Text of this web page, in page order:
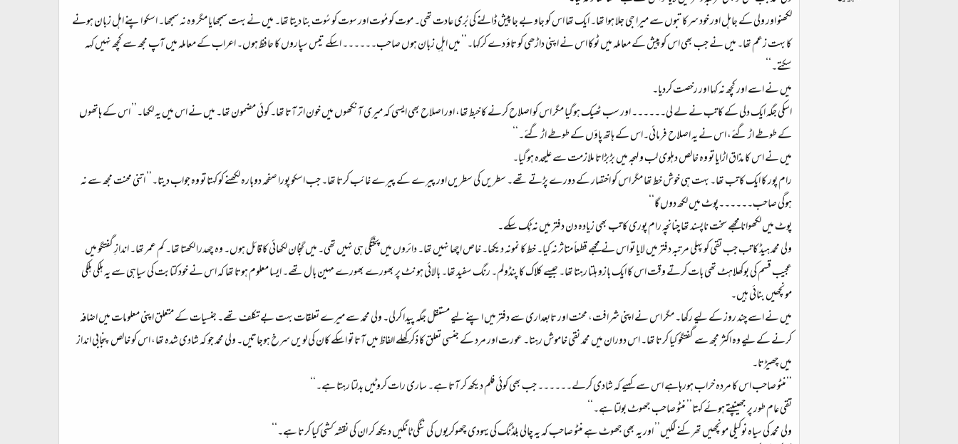
لکھنو اور ولی کے جاہل اور خود سرکاتبوں سے میرا جی جلا ہوا تھا۔ ایک تھا اس کو جاو بے جا پیش ڈالنے کی بُری عادت تھی۔ موت کو مُوت اور سوت کو سُوت بنا دیتا تھا۔ میں نے بہت سمجھایا مگر وہ نہ سمجھا۔ اسکو اپنے اہل زبان ہونے
کا بہت زعم تھا۔ میں نے جب بھی اس کو پیش کے معاملہ میں ٹوکا اس نے اپنی داڑھی کو تاؤ دے کرکہا۔’’ میں اہلِ زبان ہوں صاحب۔۔۔۔۔۔ اسکے تیس سپاروں کا حافظ ہوں۔ اعراب کے معاملہ میں آپ مجھ سے کچھ نہیں کہہ
سکتے۔‘‘
میں نے اسے اور کچھ نہ کہا اور رخصت کردیا۔
اسکی جگہ ایک دلی کے کاتب نے لے لی۔۔۔۔۔۔ اور سب ٹھیک ہوگیا مگر اس کو اصلاح کرنے کا خبط تھا، اور اصلاح بھی ایسی کہ میری آنکھوں میں خون اتر آتا تھا۔ کوئی مضمون تھا۔ میں نے اس میں یہ لکھا۔’’ اس کے ہاتھوں
کے طوطے اڑ گئے، اس نے یہ اصلاح فرمائی۔اس کے ہاتھ پاؤں کے طوطے اڑ گئے۔‘‘
میں نے اس کا مذاق اڑایا تو وہ خالص دہلوی لب و لہجہ میں بڑبڑاتا ملازمت سے علیحدہ ہوگیا۔
رام پور کا ایک کاتب تھا۔ بہت ہی خوش خط تھا مگر اس کو اختصار کے دورے پڑتے تھے۔ سطریں کی سطریں اور پیرے کے پیرے غائب کرتا تھا۔ جب اسکو پورا صفحہ دوبارہ لکھنے کو کہتا تو وہ جواب دیتا۔’’ اتنی محنت مجھ سے نہ
ہوگی صاحب۔۔۔۔۔۔پوٹ میں لکھ دوں گا‘‘
پوٹ میں لکھوانا مجھے سخت ناپسند تھا چنانچہ رام پوری کاتب بھی زیادہ دن دفتر میں نہ ٹِک سکے۔
ولی محمد ہیڈ کاتب جب تقی کو پہلی مرتبہ دفتر میں لایا تو اس نے مجھے قطعاً متاثر نہ کیا۔ خط کا نمونہ دیکھا۔ خاص اچھا نہیں تھا۔ دائروں میں پختگی ہی نہیں تھی۔ میں گنجان لکھائی کا قائل ہوں۔ وہ چھدرا لکھتا تھا۔ کم عمر تھا۔ اندازِ گفتگو میں
عجیب قسم کی بوکھلاہٹ تھی بات کرتے وقت اس کا ایک بازو ہلتا رہتا تھا۔ جیسے کلاک کا پنڈولم۔ رنگ سفید تھا۔ بالائی ہونٹ پر بھورے بھورے مہین بال تھے۔ ایسا معلوم ہوتا تھا کہ اس نے خود کتابت کی سیاہی سے یہ ہلکی ہلکی
مونچھیں بنائی ہیں۔
میں نے اسے چند روز کے لیے رکھا۔ مگر اس نے اپنی شرافت، محنت اور تابعداری سے دفتر میں اپنے لیے مستقل جگہ پیدا کرلی۔ ولی محمد سے میرے تعلقات بہت بے تکلف تھے۔ جنسیات کے متعلق اپنی معلومات میں اضافہ
کرنے کے لیے وہ اکثر مجھ سے گفتگو کیا کرتا تھا۔ اس دوران میں محمد نقی خاموش رہتا۔ عورت اور مرد کے جنسی تعلق کا ذکر کھلے الفاظ میں آتا تو اسکے کان کی لویں سرخ ہوجاتیں۔ ولی محمد جو کہ شادی شدہ تھا، اس کو خالص پنجابی انداز
میں چھیڑتا۔
’’منٹو صاحب اس کا مردہ خراب ہورہاہے اس سے کہیے کہ شادی کرلے۔۔۔۔۔۔ جب بھی کوئی فلم دیکھ کر آتا ہے۔ ساری رات کروٹیں بدلتا رہتا ہے۔‘‘
تقی عام طور پر جھینپتے ہوئے کہتا’’ منٹو صاحب جھوٹ بولتا ہے۔‘‘
ولی محمد کی سیاہ نوکیلی مونچھیں تھرکنے لگیں’’ اور یہ بھی جھوٹ ہے منٹو صاحب کہ یہ چالی بلڈنگ کی یہودی چھوکریوں کی ننگی ٹانگیں دیکھ کر ان کی نقشہ کشی کیا کرتا ہے۔‘‘